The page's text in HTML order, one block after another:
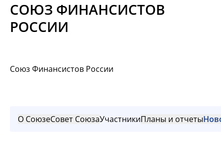
Материалы
СОЮЗ ФИНАНСИСТОВ
РОССИИ
Союз Финансистов России
О СоюзеСовет СоюзаУчастникиПланы и отчеты